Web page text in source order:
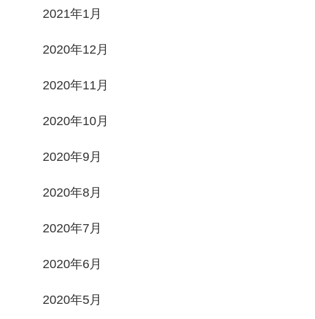
2021年1月
2020年12月
2020年11月
2020年10月
2020年9月
2020年8月
2020年7月
2020年6月
2020年5月